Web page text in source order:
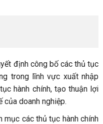
định công bố các thủ tục
trong lĩnh vực xuất nhập
hành chính, tạo thuận lợi
doanh nghiệp.
mục các thủ tục hành chính